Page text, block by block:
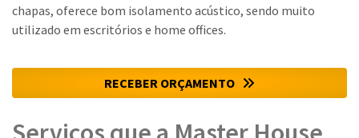
chapas, oferece bom isolamento acústico, sendo muito
utilizado em escritórios e home offices.
RECEBER ORÇAMENTO